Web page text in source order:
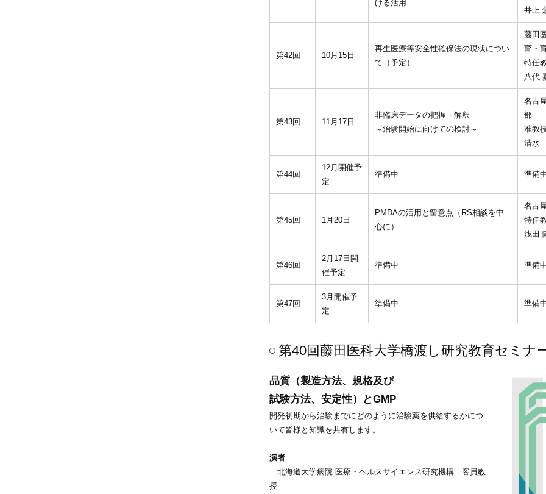
ける活用
井上
第42回 10月15日
再生医療等安全性確保法の現状につい
て（予定）
藤田
育・
特任
八代
第43回 11月17日
非臨床データの把握・解釈
～治験開始に向けての検討～
名古
部
准教
清水
第44回
12月開催予
定
準備中 準備
第45回 1月20日
PMDAの活用と留意点（RS相談を中
心に）
名古
特任
浅田
第46回
2月17日開
催予定
準備中 準備
第47回
3月開催予
定
準備中 準備
第40回藤田医科大学橋渡し研究教育セミナ
品質（製造方法、規格及び
試験方法、安定性）とGMP
開発初期から治験までにどのように治験薬を供給するかにつ
いて皆様と知識を共有します。
演者
北海道大学病院 医療・ヘルスサイエンス研究機構 客員教
授